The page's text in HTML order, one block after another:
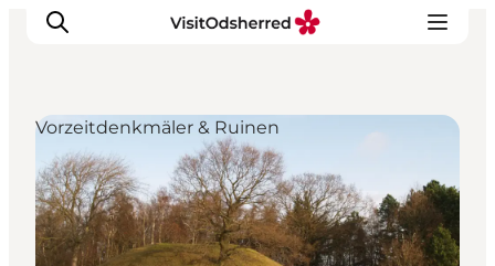
Events
Erlebnisse
Essen
Vorzeitdenkmäler & Ruinen